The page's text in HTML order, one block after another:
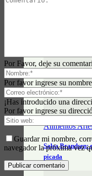
Alimentos
Salsa Brandsen:
picada
Por Favor, deje su
Por favor ingrese su
¡Has introducido una
Por favor ingrese su
Guardar mi nombre,
navegador la próxima vez